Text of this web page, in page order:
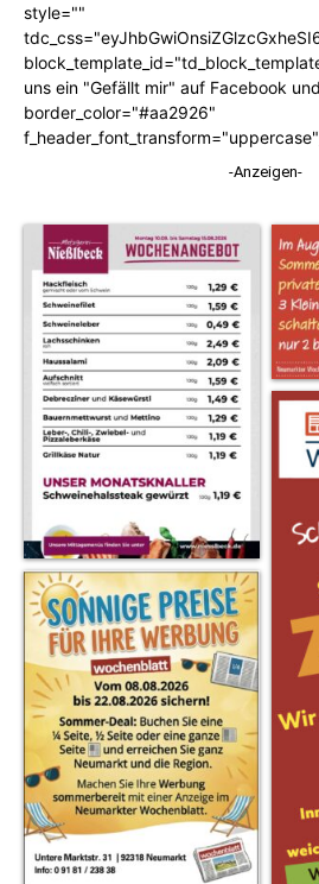
style=""
uns ein "Gefällt mir" auf Facebook
border_color="#aa2926"
-Anzeigen-